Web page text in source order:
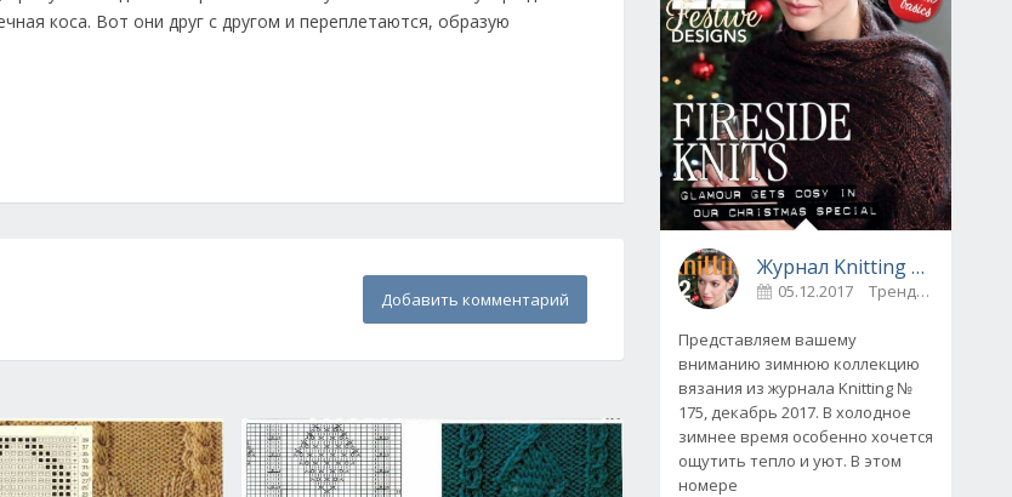
коса. Вот они друг с другом и переплетаются, образую
Добавить комментарий
Журнал Knitting № 175, декабрь 2017
05.12.2017 Тренды
Представляем вашему
вниманию зимнюю коллекцию
вязания из журнала Knitting №
175, декабрь 2017. В холодное
зимнее время особенно хочется
ощутить тепло и уют. В этом
номере